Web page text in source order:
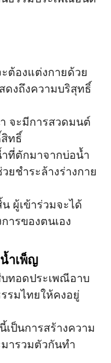
ต้องแต่งกายด้วย
ดงถึงความบริสุทธิ์
จะมีการสวดมนต์
ทธิ์
ำที่ตักมาจากบ่อน้ำ
ยชำระล้างร่างกาย
ผู้เข้าร่วมจะได้
ารของตนเอง
ำเพ็ญ
ทอดประเพณีอาบ
รมไทยให้คงอยู่
ป็นการสร้างความ
ารวมตัวกันทำ